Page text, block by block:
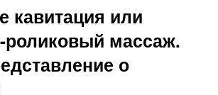
кавитация или
роликовый массаж.
о